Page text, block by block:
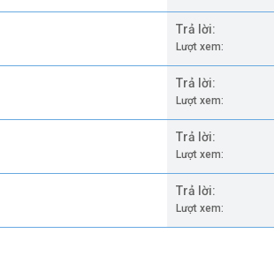
Trả lời
Lượt xem
Trả lời
Lượt xem
Trả lời
Lượt xem
Trả lời
Lượt xem